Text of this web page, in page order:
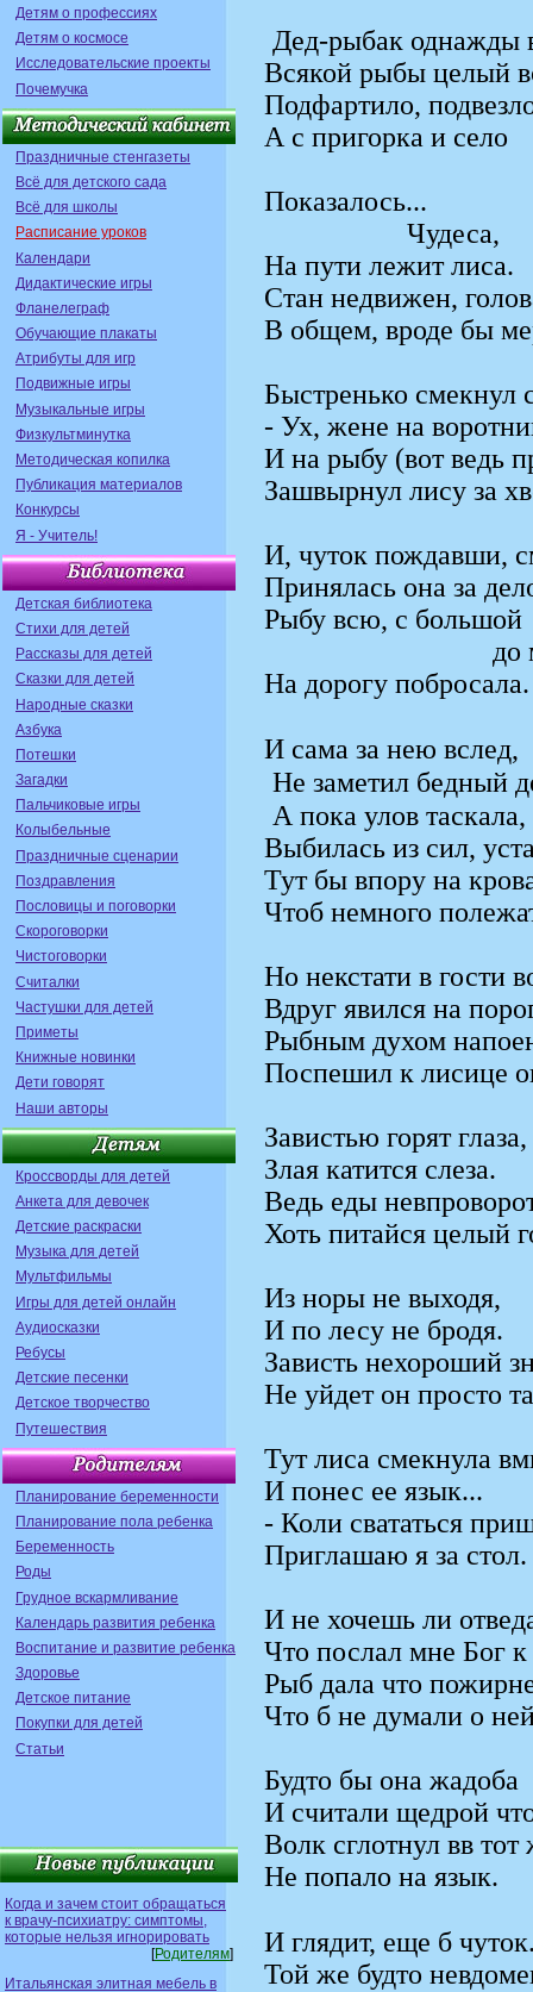
Детям о профессиях
Детям о космосе
Исследовательские проекты
Почемучка
Праздничные стенгазеты
Всё для детского сада
Всё для школы
Расписание уроков
Календари
Дидактические игры
Фланелеграф
Обучающие плакаты
Атрибуты для игр
Подвижные игры
Музыкальные игры
Физкультминутка
Методическая копилка
Публикация материалов
Конкурсы
Я - Учитель!
Детская библиотека
Стихи для детей
Рассказы для детей
Сказки для детей
Народные сказки
Азбука
Потешки
Загадки
Пальчиковые игры
Колыбельные
Праздничные сценарии
Поздравления
Пословицы и поговорки
Скороговорки
Чистоговорки
Считалки
Частушки для детей
Приметы
Книжные новинки
Дети говорят
Наши авторы
Кроссворды для детей
Анкета для девочек
Детские раскраски
Музыка для детей
Мультфильмы
Игры для детей онлайн
Аудиосказки
Ребусы
Детские песенки
Детское творчество
Путешествия
Планирование беременности
Планирование пола ребенка
Беременность
Роды
Грудное вскармливание
Календарь развития ребенка
Воспитание и развитие ребенка
Здоровье
Детское питание
Покупки для детей
Статьи
Когда и зачем стоит обращаться
к врачу-психиатру: симптомы,
которые нельзя игнорировать
[Родителям]
Итальянская элитная мебель в
Дед-рыбак однажды
Всякой рыбы целый
Подфартило,
А с пригорка и село
Показалось...
Чудеса,
На пути лежит лиса.
Стан недвижен,
В общем, вроде бы
Быстренько смекнул
- Ух, жене на
И на рыбу (вот ведь
Зашвырнул лису за
И, чуток пождавши,
Принялась она за
Рыбу всю, с большой
до
На дорогу побросала.
И сама за нею вслед,
Не заметил бедный
А пока улов таскала,
Выбилась из сил,
Тут бы впору на
Чтоб немного
Но некстати в гости
Вдруг явился на
Рыбным духом
Поспешил к лисице
Завистью горят глаза,
Злая катится слеза.
Ведь еды
Хоть питайся целый
Из норы не выходя,
И по лесу не бродя.
Зависть нехороший
Не уйдет он просто
Тут лиса смекнула
И понес ее язык...
- Коли свататься
Приглашаю я за стол.
И не хочешь ли
Что послал мне Бог к
Рыб дала что
Что б не думали о
Будто бы она жадоба
И считали щедрой
Волк сглотнул вв тот
Не попало на язык.
И глядит, еще б
Той же будто